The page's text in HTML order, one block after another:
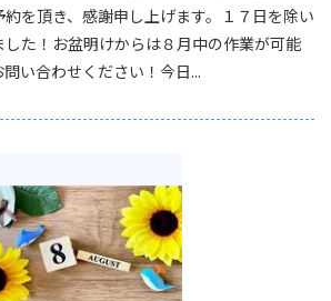
を頂き、感謝申し上げます。１７日を除い
た！お盆明けからは８月中の作業が可能
い合わせください！今日...